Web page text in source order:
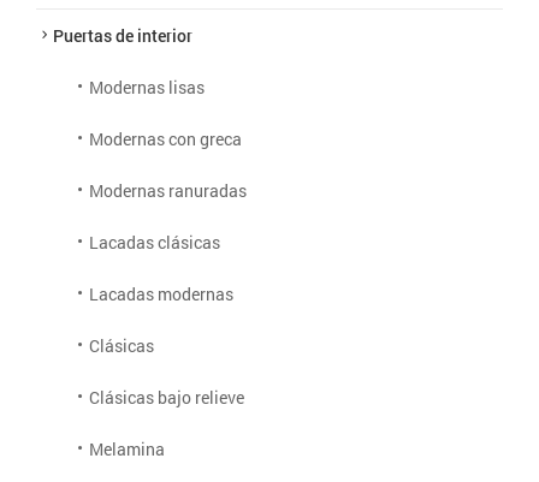
Puertas de interior
Modernas lisas
Modernas con greca
Modernas ranuradas
Lacadas clásicas
Lacadas modernas
Clásicas
Clásicas bajo relieve
Melamina